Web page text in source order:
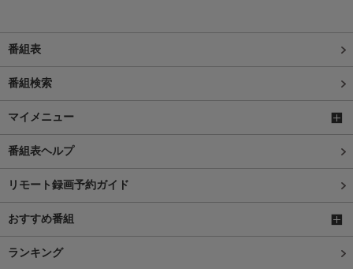
番組表
番組検索
マイメニュー
番組表ヘルプ
リモート録画予約ガイド
おすすめ番組
ランキング